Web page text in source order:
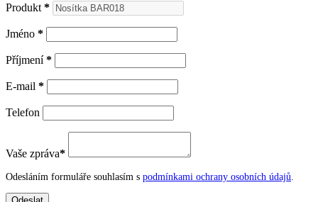
Produkt *
Jméno *
Příjmení*
E-mail *
Telefon
Vaše zpráva*
Odesláním formuláře souhlasím s podmínkami ochrany osobních údajů